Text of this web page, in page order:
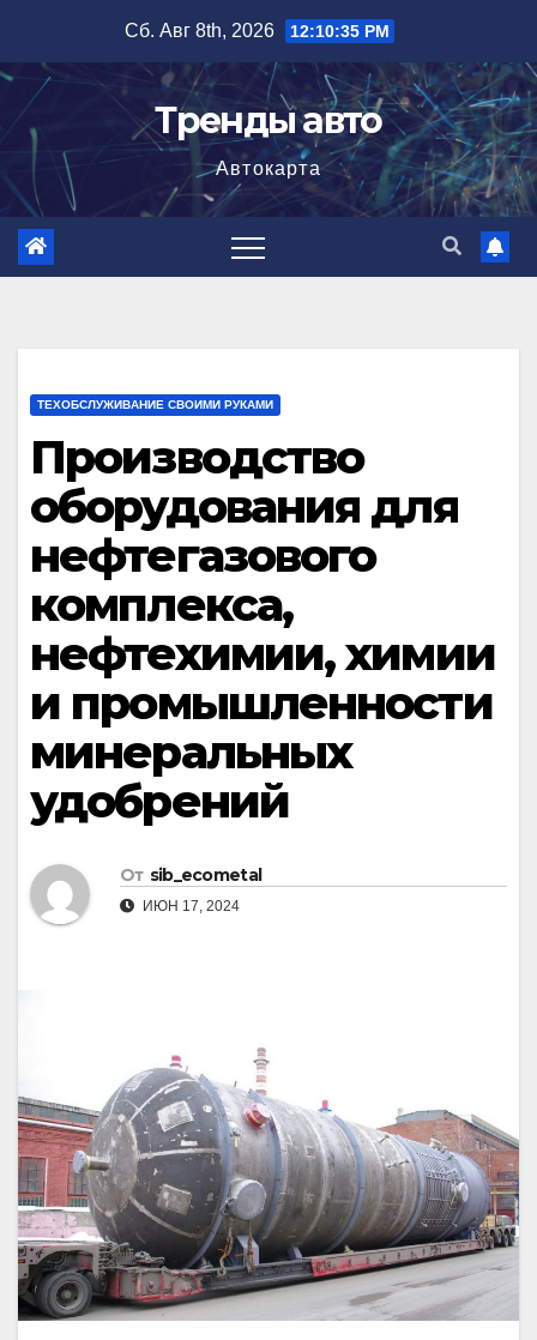
содержимому
Сб. Авг 8th, 2026 12:10:37 PM
Тренды авто
Автокарта
ТЕХОБСЛУЖИВАНИЕ СВОИМИ РУКАМИ
Производство
оборудования для
нефтегазового
комплекса,
нефтехимии, химии
и промышленности
минеральных
удобрений
От sib_ecometal
ИЮН 17, 2024